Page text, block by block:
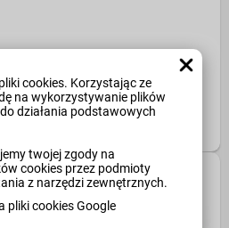
cookies. Korzystając ze
na wykorzystywanie plików
działania podstawowych
twojej zgody na
cookies przez podmioty
z narzędzi zewnętrznych.
pliki cookies Google
category